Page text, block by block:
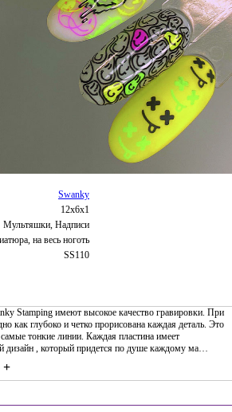
Swanky
12х6х1
Мультяшки, Надписи
на весь ноготь
SS110
Stamping имеют высокое качество гравировки. При
как глубоко и четко прорисована каждая деталь. Это
тонкие линии. Каждая пластина имеет
дизайн , который придется по душе каждому ма…
+